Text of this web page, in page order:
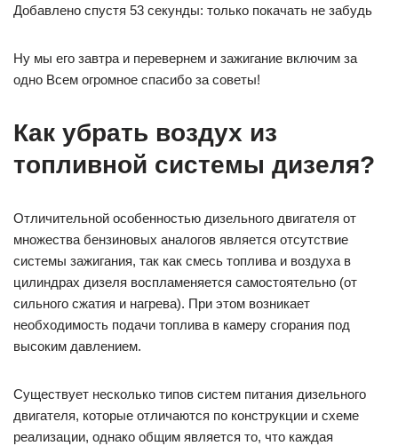
Добавлено спустя 53 секунды: только покачать не забудь
Ну мы его завтра и перевернем и зажигание включим за
одно Всем огромное спасибо за советы!
Как убрать воздух из
топливной системы дизеля?
Отличительной особенностью дизельного двигателя от
множества бензиновых аналогов является отсутствие
системы зажигания, так как смесь топлива и воздуха в
цилиндрах дизеля воспламеняется самостоятельно (от
сильного сжатия и нагрева). При этом возникает
необходимость подачи топлива в камеру сгорания под
высоким давлением.
Существует несколько типов систем питания дизельного
двигателя, которые отличаются по конструкции и схеме
реализации, однако общим является то, что каждая